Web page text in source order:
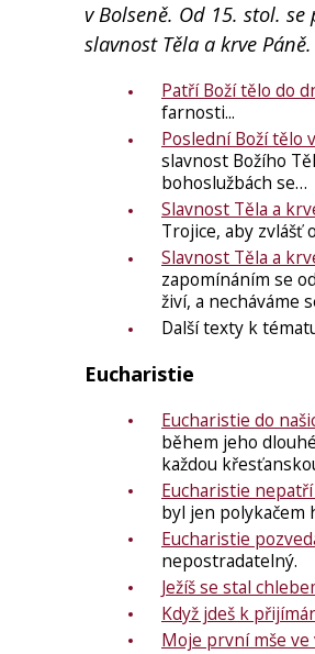
v Bolseně. Od 15. stol.
slavnost Těla a krve Páně.
Patří Boží tělo do
farnosti...
Poslední Boží tělo
slavnost Božího
bohoslužbách se…
Slavnost Těla a
Trojice, aby zvlášť
Slavnost Těla a
zapomínáním se
živí, a necháváme
Další texty k
Eucharistie
Eucharistie do
během jeho
každou
Eucharistie
byl jen polykačem
Eucharistie
nepostradatelný.
Ježíš se stal
Když jdeš k
Moje první mše ve